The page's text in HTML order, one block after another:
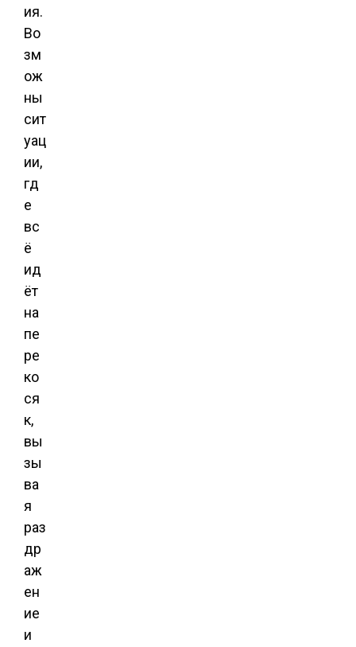
ия.
Во
зм
ож
ны
сит
уац
ии,
гд
е
вс
ё
ид
ёт
на
пе
ре
ко
ся
к,
вы
зы
ва
я
раз
др
аж
ен
ие
и